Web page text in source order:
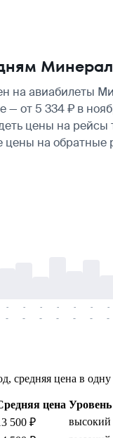
на авиабилеты
от 5 334 ₽ в
цены на рейсы
цены на
-
-
-
-
-
-
-
-
-
-
-
-
-
-
цена в одну
цена Уровень
500 ₽ высокий